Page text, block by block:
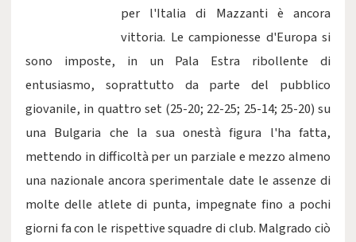
per l'Italia di Mazzanti è ancora
vittoria. Le campionesse d'Europa si
sono imposte, in un Pala Estra ribollente di
entusiasmo, soprattutto da parte del pubblico
giovanile, in quattro set (25-20; 22-25; 25-14; 25-20) su
una Bulgaria che la sua onestà figura l'ha fatta,
mettendo in difficoltà per un parziale e mezzo almeno
una nazionale ancora sperimentale date le assenze di
molte delle atlete di punta, impegnate fino a pochi
giorni fa con le rispettive squadre di club. Malgrado ciò